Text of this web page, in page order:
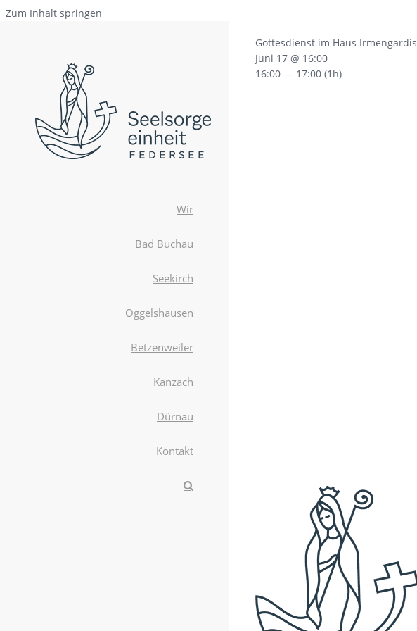
Zum Inhalt springen
Wir
Bad Buchau
Seekirch
Oggelshausen
Betzenweiler
Kanzach
Dürnau
Kontakt
Gottesdienst im Haus Irmengardis
Juni 17 @ 16:00
16:00 — 17:00 (1h)